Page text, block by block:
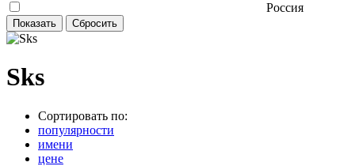
Россия
Sks
Сортировать по:
популярности
имени
цене